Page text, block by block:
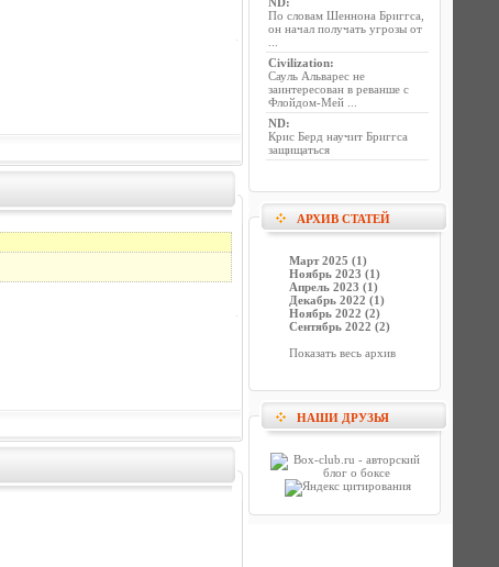
По словам Шеннона Бриггса,
он начал получать угрозы от
Civilization:
Сауль Альварес не
заинтересован в реванше с
Флойдом-Мей ...
ND:
Крис Берд научит Бриггса
защищаться
АРХИВ СТАТЕЙ
Март 2025 (1)
Ноябрь 2023 (1)
Апрель 2023 (1)
Декабрь 2022 (1)
Ноябрь 2022 (2)
Сентябрь 2022 (2)
Показать весь архив
НАШИ ДРУЗЬЯ